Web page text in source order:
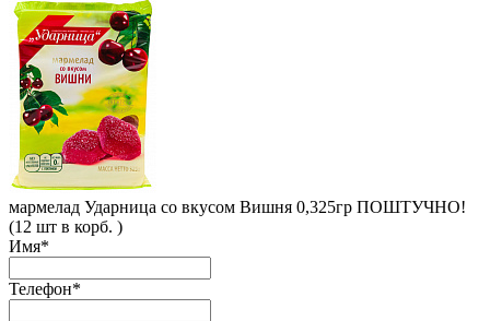
мармелад Ударница со вкусом Вишня 0,325гр ПОШТУЧНО!
(12 шт в корб. )
Имя*
Телефон*